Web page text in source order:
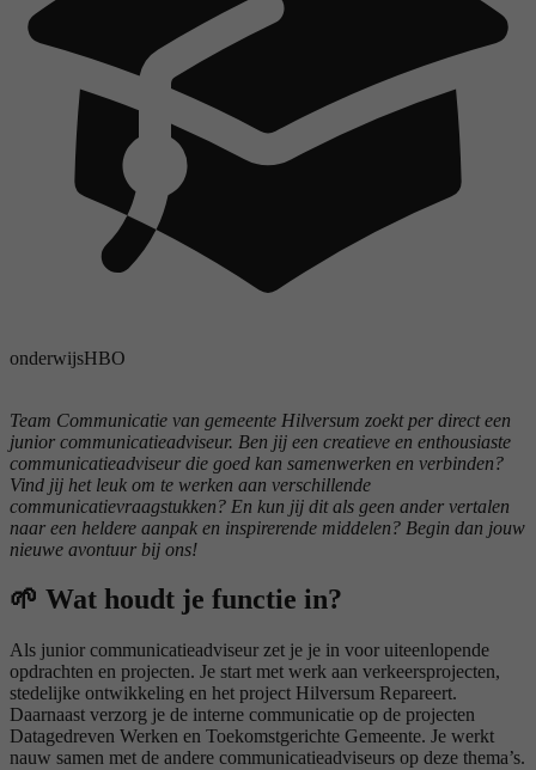
onderwijsHBO
Team Communicatie van gemeente Hilversum zoekt per direct een
junior communicatieadviseur. Ben jij een creatieve en enthousiaste
communicatieadviseur die goed kan samenwerken en verbinden?
Vind jij het leuk om te werken aan verschillende
communicatievraagstukken? En kun jij dit als geen ander vertalen
naar een heldere aanpak en inspirerende middelen? Begin dan jouw
nieuwe avontuur bij ons!
🌱 Wat houdt je functie in?
Als junior communicatieadviseur zet je je in voor uiteenlopende
opdrachten en projecten. Je start met werk aan verkeersprojecten,
stedelijke ontwikkeling en het project Hilversum Repareert.
Daarnaast verzorg je de interne communicatie op de projecten
Datagedreven Werken en Toekomstgerichte Gemeente. Je werkt
nauw samen met de andere communicatieadviseurs op deze thema’s.